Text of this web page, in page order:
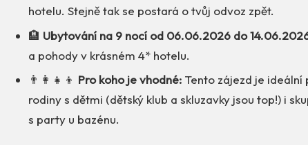
hotelu. Stejně tak se postará o tvůj odvoz zpět.
🏨 Ubytování na 9 nocí od 06.06.2026 do
a pohody v krásném 4* hotelu.
👨‍👩‍👧‍👦 Pro koho je vhodné: Tento zájezd je
rodiny s dětmi (dětský klub a skluzavky jsou top!) i
s party u bazénu.